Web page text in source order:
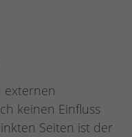
externen
keinen Einfluss
Seiten ist der